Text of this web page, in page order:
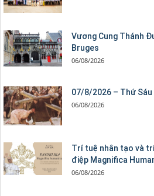
Vương Cung Thánh
Bruges
06/08/2026
07/8/2026 – Thứ
06/08/2026
Trí tuệ nhân tạo và
điệp Magnifica
06/08/2026